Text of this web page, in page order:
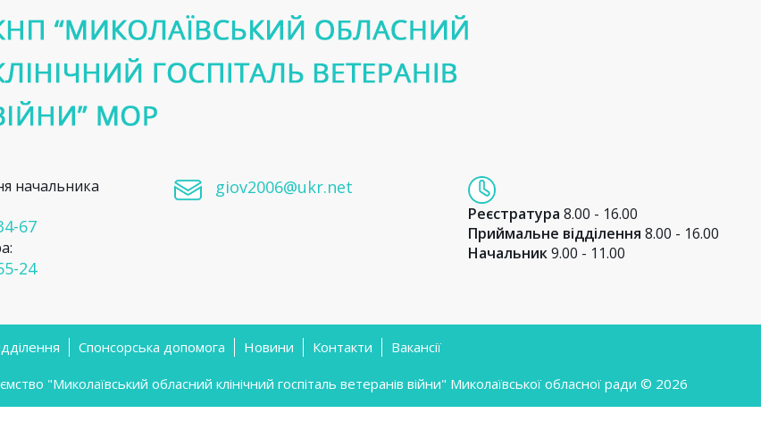
начальника
67
24
giov2006@ukr.net
Реєстратура 8.00 - 16.00
Приймальне відділення 8.00 - 16.00
Начальник9.00 - 11.00
Спонсорська допомога Новини Контакти Вакансії
"Миколаївський обласний клінічний госпіталь ветеранів війни" Миколаївської обласної ради © 2026